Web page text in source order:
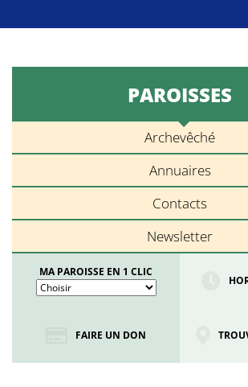
PAROISSES
Archevêché
Annuaires
Contacts
Newsletter
MA PAROISSE EN 1 CLIC
FAIRE UN DON